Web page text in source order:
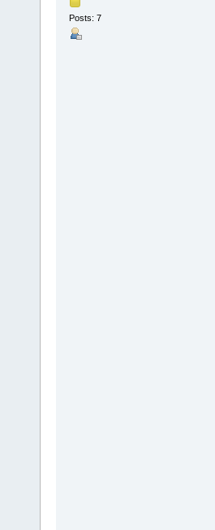
Posts: 7